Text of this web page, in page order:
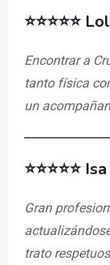
⭐⭐⭐⭐⭐
Encontrar a
tanto física
un
⭐⭐⭐⭐⭐
Gran
trato